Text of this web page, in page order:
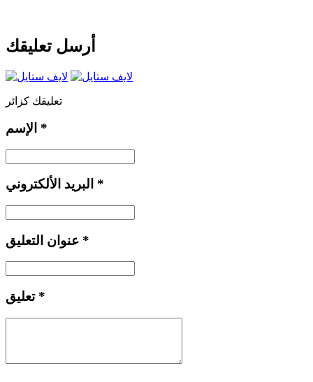
أرسل تعليقك
تعليقك كزائر
*
*
*
تعليق *